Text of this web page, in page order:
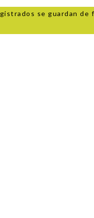
se guardan